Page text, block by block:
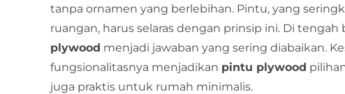
tanpa ornamen yang berlebihan. Pintu, yang
ruangan, harus selaras dengan prinsip ini. Di
plywood menjadi jawaban yang sering diabaikan.
fungsionalitasnya menjadikan pintu plywood
juga praktis untuk rumah minimalis.